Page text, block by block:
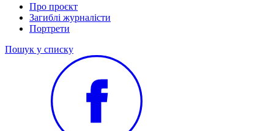
Про проєкт
Загиблі журналісти
Портрети
Пошук у списку